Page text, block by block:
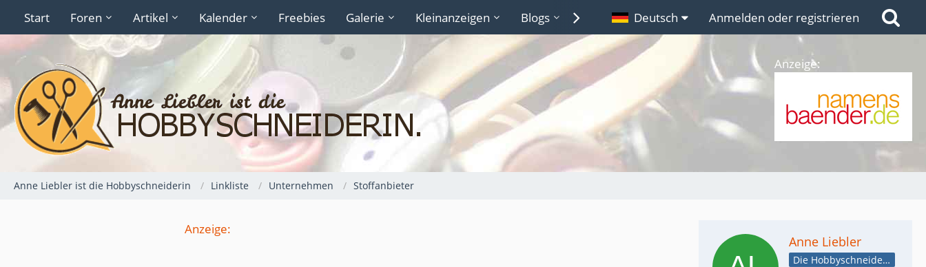
Start Foren Artikel Kalender Freebies Galerie Kleinanzeigen Blogs Lexikon Links
Deutsch Anmelden oder registrieren
Anzeige:
Anne Liebler ist die Hobbyschneiderin Linkliste Unternehmen Stoffanbieter
Anzeige:
Anne Liebler
Die Hobbyschneiderin